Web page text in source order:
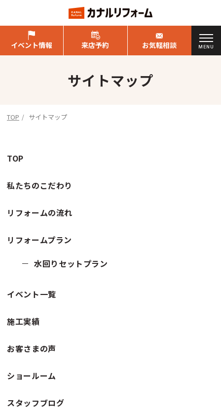
イベント情報 来店予約 お気軽相談 MENU
サイトマップ
TOP サイトマップ
TOP
私たちのこだわり
リフォームの流れ
リフォームプラン
水回りセットプラン
イベント一覧
施工実績
お客さまの声
ショールーム
スタッフブログ